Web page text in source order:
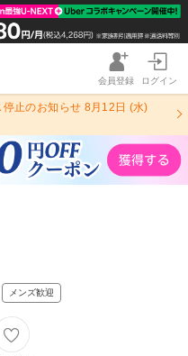
会員登録 ログイン
止のお知らせ 8月12日 (水)
メンズ歓迎